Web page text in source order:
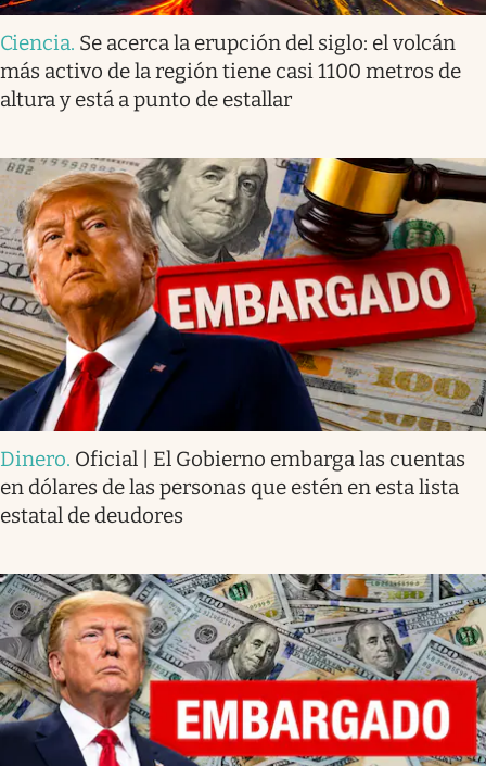
Ciencia. Se acerca la erupción del siglo: el volcán
más activo de la región tiene casi 1100 metros de
altura y está a punto de estallar
Dinero. Oficial | El Gobierno embarga las cuentas
en dólares de las personas que estén en esta lista
estatal de deudores